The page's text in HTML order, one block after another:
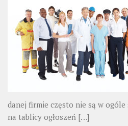
danej firmie często nie są w
na tablicy ogłoszeń […]